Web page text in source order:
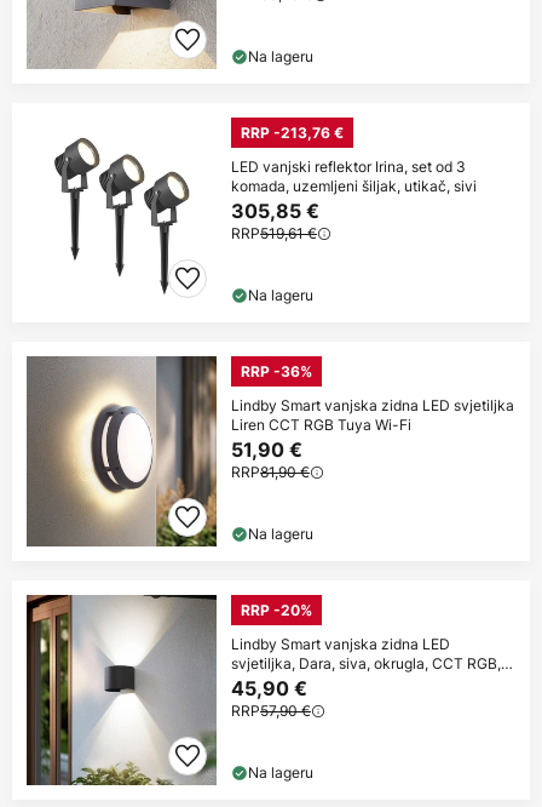
Na lageru
RRP -213,76 €
LED vanjski reflektor Irina, set od 3
komada, uzemljeni šiljak, utikač, sivi
305,85 €
RRP519,61 €
Na lageru
RRP -36%
Lindby Smart vanjska zidna LED svjetiljka
Liren CCT RGB Tuya Wi-Fi
51,90 €
RRP81,90 €
Na lageru
RRP -20%
Lindby Smart vanjska zidna LED
svjetiljka, Dara, siva, okrugla, CCT RGB,
Tuya
45,90 €
RRP57,90 €
Na lageru